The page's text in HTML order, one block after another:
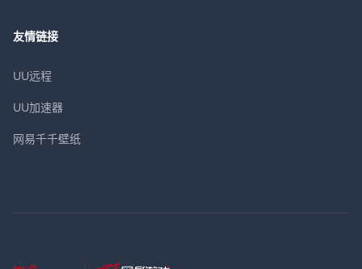
友情链接
UU远程
UU加速器
网易千千壁纸